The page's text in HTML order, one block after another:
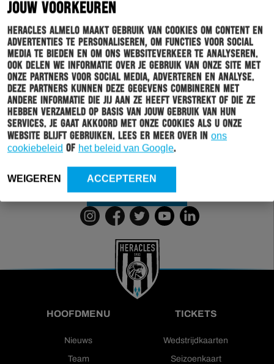
JOUW VOORKEUREN
Heracles Almelo maakt gebruik van cookies om content en
advertenties te personaliseren, om functies voor social
media te bieden en om ons websiteverkeer te analyseren.
Ook delen we informatie over je gebruik van onze site met
onze partners voor social media, adverteren en analyse.
Deze partners kunnen deze gegevens combineren met
andere informatie die jij aan ze heeft verstrekt of die ze
hebben verzameld op basis van jouw gebruik van hun
services. Je gaat akkoord met onze cookies als u onze
website blijft gebruiken. Lees er meer over in ons
cookiebeleid of het beleid van Google.
WEIGEREN ACCEPTEREN
Schrijf je in voor onze nieuwsbrief
Wil jij altijd en overal op de hoogte gehouden worden
van al het clubnieuws? Schrijf je dan in voor de
nieuwsbrief van Heracles Almelo. Doordat je zelf aan
kan geven welk nieuws jij van ons wil ontvangen,
INSCHRIJVEN
HOOFDMENU
Nieuws
Team
TICKETS
Wedstrijdkaarten
Seizoenkaart